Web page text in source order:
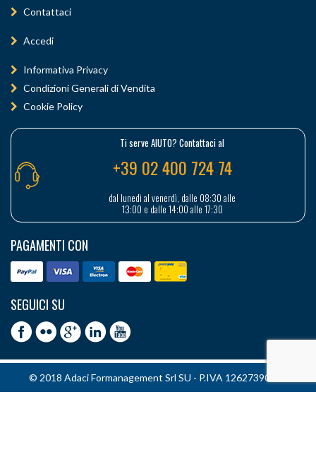
Contattaci
Accedi
Informativa Privacy
Condizioni Generali di Vendita
Cookie Policy
Ti serve AIUTO? Contattaci al
+39 02 400 724 74
dal lunedì al venerdì, dalle 08:30 alle
13:00 e dalle 14:00 alle 17:30
PAGAMENTI CON
SEGUICI SU
© 2018 Adaci Formanagement Srl SU - P.IVA 12627390151